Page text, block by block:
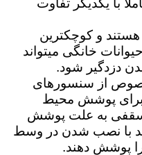
با یکدیگر تفاوت
و کوچکترین
خانگی میتواند
دزدگیر شود.
از سنسورهای
ای برای پوشش محیط
سقفی به علت پوشش
با نصب شدن در وسط
پوشش دهند.